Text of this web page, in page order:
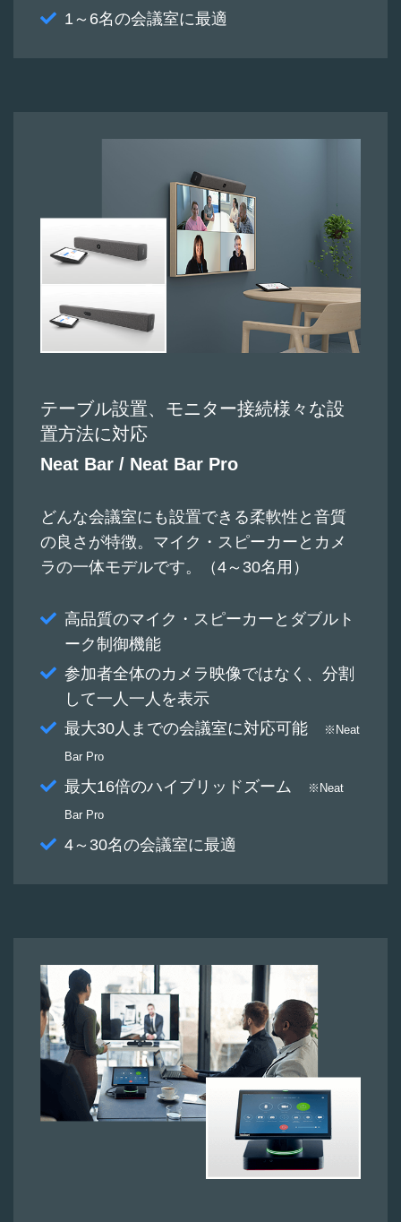
1～6名の会議室に最適
テーブル設置、モニター接続様々な設
置方法に対応
Neat Bar / Neat Bar Pro
どんな会議室にも設置できる柔軟性と音質
の良さが特徴。マイク・スピーカーとカメ
ラの一体モデルです。（4～30名用）
高品質のマイク・スピーカーとダブルト
ーク制御機能
参加者全体のカメラ映像ではなく、分割
して一人一人を表示
最大30人までの会議室に対応可能
※Neat
Bar Pro
最大16倍のハイブリッドズーム
※Neat
Bar Pro
4～30名の会議室に最適